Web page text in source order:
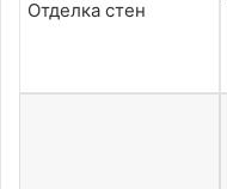
Отделка стен